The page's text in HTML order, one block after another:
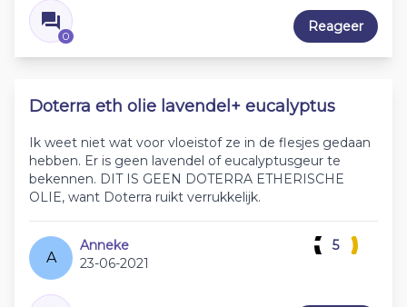
0
Reageer
Doterra eth olie lavendel+ eucalyptus
Ik weet niet wat voor vloeistof ze in de flesjes gedaan
hebben. Er is geen lavendel of eucalyptusgeur te
bekennen. DIT IS GEEN DOTERRA ETHERISCHE
OLIE, want Doterra ruikt verrukkelijk.
A
Anneke
23-06-2021
5